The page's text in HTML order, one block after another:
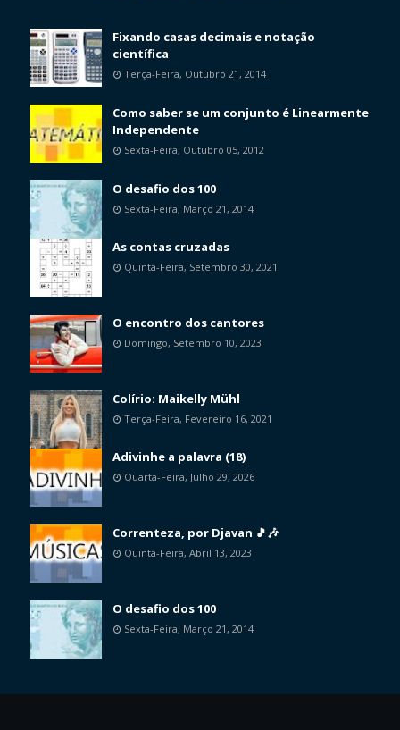
Fixando casas decimais e notação
científica
Terça-Feira, Outubro 21, 2014
Como saber se um conjunto é Linearmente
Independente
Sexta-Feira, Outubro 05, 2012
O desafio dos 100
Sexta-Feira, Março 21, 2014
As contas cruzadas
Quinta-Feira, Setembro 30, 2021
O encontro dos cantores
Domingo, Setembro 10, 2023
Colírio: Maikelly Mühl
Terça-Feira, Fevereiro 16, 2021
Adivinhe a palavra (18)
Quarta-Feira, Julho 29, 2026
Correnteza, por Djavan 🎵🎶
Quinta-Feira, Abril 13, 2023
O desafio dos 100
Sexta-Feira, Março 21, 2014